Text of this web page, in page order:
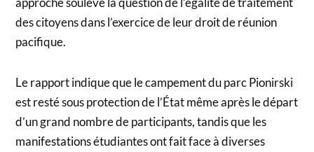
des citoyens dans l’exercice de leur droit de réunion
pacifique.
Le rapport indique que le campement du parc Pionirski
est resté sous protection de l’État même après le départ
d’un grand nombre de participants, tandis que les
manifestations étudiantes ont fait face à diverses